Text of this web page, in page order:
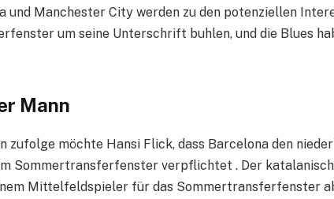
und Manchester City werden zu den potenziellen
um seine Unterschrift buhlen, und die Blues
Mann
zufolge möchte Hansi Flick, dass Barcelona den
Sommertransferfenster verpflichtet . Der
Mittelfeldspieler für das Sommertransferfenster